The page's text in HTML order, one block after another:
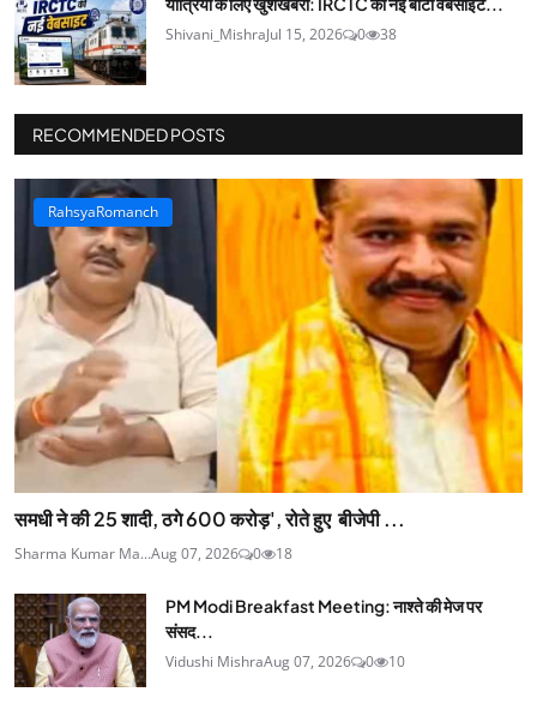
Shivani_MishraJul 15, 2026 0 38
RECOMMENDED POSTS
RahsyaRomanch
समधी ने की 25 शादी, ठगे 600 करोड़', रोते हुए बीजेपी ...
Sharma Kumar Ma...Aug 07, 2026 0 18
PM Modi Breakfast Meeting: नाश्ते की मेज पर
संसद...
Vidushi MishraAug 07, 2026 0 10